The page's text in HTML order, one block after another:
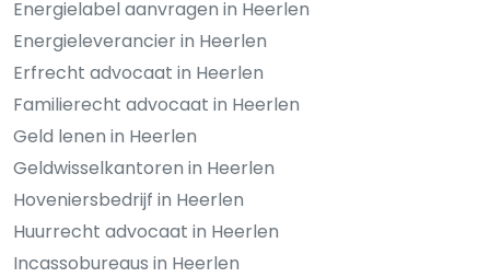
Energielabel aanvragen in Heerlen
Energieleverancier in Heerlen
Erfrecht advocaat in Heerlen
Familierecht advocaat in Heerlen
Geld lenen in Heerlen
Geldwisselkantoren in Heerlen
Hoveniersbedrijf in Heerlen
Huurrecht advocaat in Heerlen
Incassobureaus in Heerlen